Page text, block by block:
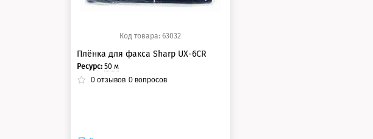
Код товара: 63032
Плёнка для факса Sharp UX-6CR
Ресурс:50 м
0 отзывов 0 вопросов